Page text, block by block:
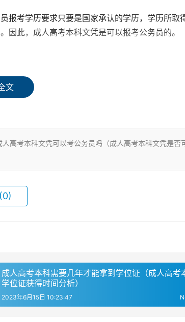
报考学历要求只要是国家承认的学历，学历所取
因此，成人高考本科文凭是可以报考公务员的。
的学历也都可以。这包括普通高等学历、自学考试
得方式，只要符合国家承认的学历要求，就可以报
具有中华人民共和国国籍，同时需要拥护中华人民
文
高考本科文凭可以考公务员吗（成人高考本科文凭是否
(0)
成人高考本科需要几年才能拿到学位证（成人高考
学位证获得时间分析）
2023年6月15日 10:23:47